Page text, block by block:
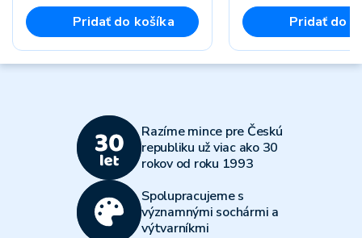
Pridať do košíka Pridať do
Razíme mince pre Českú
republiku už viac ako 30
rokov od roku 1993
Spolupracujeme s
významnými sochármi a
výtvarníkmi